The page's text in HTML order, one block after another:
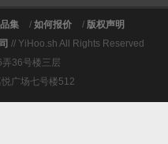
集 / 如何报价 / 版权声明
// YiHoo.sh All Rights Reserved
弄36号楼三层
广场七号楼512